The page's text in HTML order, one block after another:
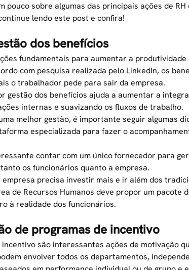
pouco sobre algumas das principais ações de
lendo este post e confira!
dos benefícios
fundamentais para aumentar a
com pesquisa realizada pelo LinkedIn, os
o trabalhador pede para sair da empresa.
gestão dos benefícios ajuda a aumentar a
internas e suavizando os fluxos de trabalho.
melhor gestão, é importante seguir algumas
especializada para fazer o
contar com um único fornecedor para
os funcionários quanto a empresa.
empresa precisa investir mais e ir além dos
de Recursos Humanos deve propor um pacote
à realidade dos funcionários.
de programas de incentivo
são interessantes ações de motivação
envolver todos os departamentos,